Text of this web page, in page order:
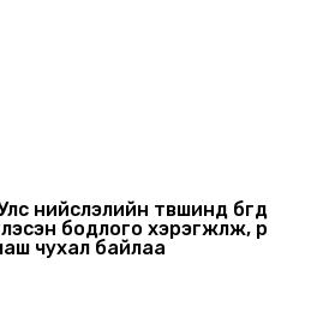
нийслэлийн түвшинд бүгд
бодлого хэрэгжүүлж, үр
чухал байлаа